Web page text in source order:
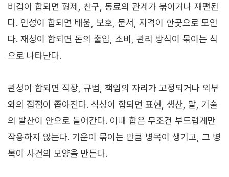
비겁이 합되면 형제, 친구, 동료의 관계가 묶이거나 재편된
다. 인성이 합되면 배움, 보호, 문서, 자격이 한곳으로 모인
다. 재성이 합되면 돈의 출입, 소비, 관리 방식이 묶이는 식
으로 나타난다.
관성이 합되면 직장, 규범, 책임의 자리가 고정되거나 외부
와의 접점이 좁아진다. 식상이 합되면 표현, 생산, 말, 기술
의 발산이 안으로 들어간다. 이때 합은 무조건 부드럽게만
작용하지 않는다. 기운이 묶이는 만큼 병목이 생기고, 그 병
목이 사건의 모양을 만든다.